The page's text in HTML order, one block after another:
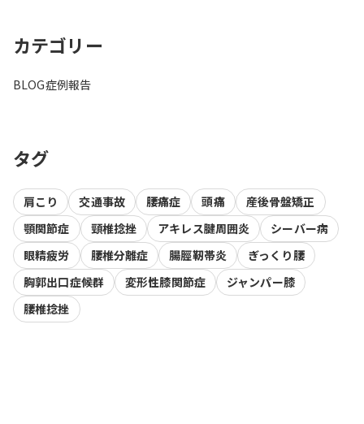
カテゴリー
BLOG症例報告
タグ
肩こり 交通事故 腰痛症 頭痛
産後骨盤矯正
顎関節症
頸椎捻挫 アキレス腱周囲炎
シーバー病
眼精疲労
腰椎分離症 腸脛靭帯炎
ぎっくり腰
胸郭出口症候群
変形性膝関節症
ジャンパー膝
腰椎捻挫